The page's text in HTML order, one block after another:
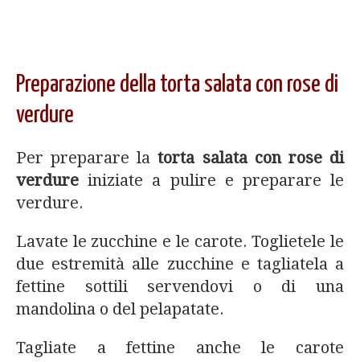
Preparazione della torta salata con rose di
verdure
Per preparare latorta salata con rose di
verdure iniziate a pulire e preparare le
verdure.
Lavate le zucchine e le carote. Toglietele le
due estremità alle zucchine e tagliatela a
fettine sottili servendovi o di una
mandolina o del pelapatate.
Tagliate a fettine anche le carote